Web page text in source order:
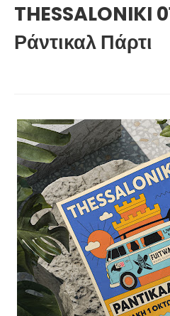
THESSALONIKI
Ράντικαλ Πάρτι